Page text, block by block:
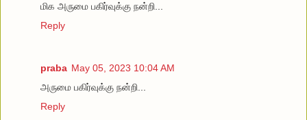
மிக அருமை பகிர்வுக்கு நன்றி...
Reply
praba May 05, 2023 10:04 AM
அருமை பகிர்வுக்கு நன்றி...
Reply